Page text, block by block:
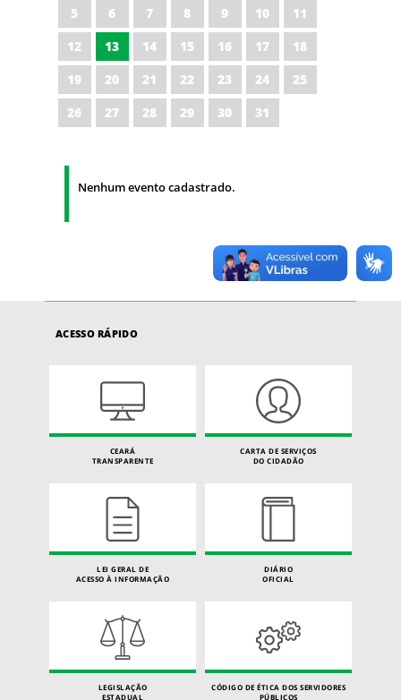
5
6 7 8 9 10
11
12
13 14 15 16 17
18
19
20 21 22 23 24
25
26
27 28 29 30 31
Nenhum evento cadastrado.
ACESSO RÁPIDO
CEARÁ
TRANSPARENTE
CARTA DE SERVIÇOS
DO CIDADÃO
LEI GERAL DE
ACESSO À INFORMAÇÃO
DIÁRIO
OFICIAL
LEGISLAÇÃO
ESTADUAL
CÓDIGO DE ÉTICA DOS SERVIDORES
PÚBLICOS